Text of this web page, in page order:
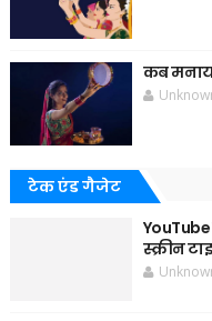
कब
टेक एंड गैजेट
स्क्रीन